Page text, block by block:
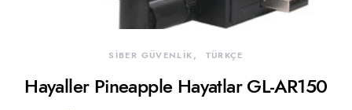
SİBER GÜVENLİK TÜRKÇE
Hayaller Pineapple Hayatlar GL-AR150